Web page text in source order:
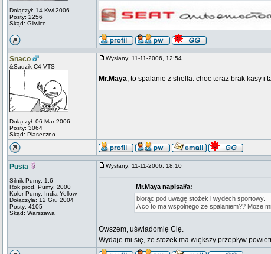
Dołączył: 14 Kwi 2006
Posty: 2256
Skąd: Gliwice
Snaco
&Sadzik C4 VTS
Dołączył: 06 Mar 2006
Posty: 3064
Skąd: Piaseczno
Wysłany: 11-11-2006, 12:54
Mr.Maya, to spalanie z shella. choc teraz brak kasy i
Pusia
Silnik Pumy: 1.6
Rok prod. Pumy: 2000
Kolor Pumy: India Yellow
Dołączyła: 12 Gru 2004
Posty: 4105
Skąd: Warszawa
Wysłany: 11-11-2006, 18:10
Mr.Maya napisał/a:
biorąc pod uwagę stożek i wydech sportowy.
A co to ma wspolnego ze spalaniem?? Moze
Owszem, uświadomię Cię.
Wydaje mi się, że stożek ma większy przepływ